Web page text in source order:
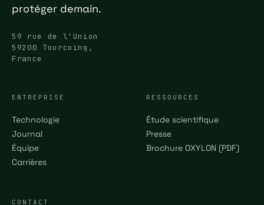
protéger demain.
59 rue de l'Union
59200 Tourcoing,
France
ENTREPRISE
Technologie
Journal
Équipe
Carrières
RESSOURCES
Étude scientifique
Presse
Brochure OXYLON (PDF)
CONTACT